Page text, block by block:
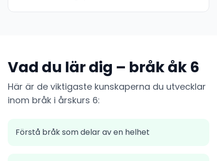
Vad du lär dig – bråk åk 6
Här är de viktigaste kunskaperna du utvecklar
inom bråk i årskurs 6:
Förstå bråk som delar av en helhet